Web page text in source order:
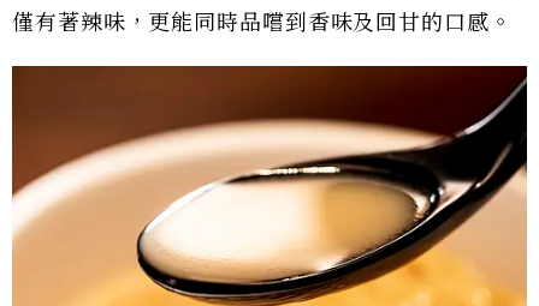
僅有著辣味，更能同時品嚐到香味及回甘的口感。